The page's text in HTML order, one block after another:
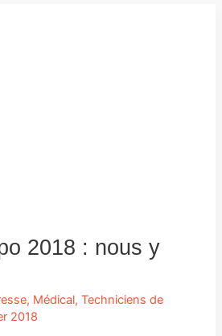
2018 : nous y
, Médical, Techniciens de
2018